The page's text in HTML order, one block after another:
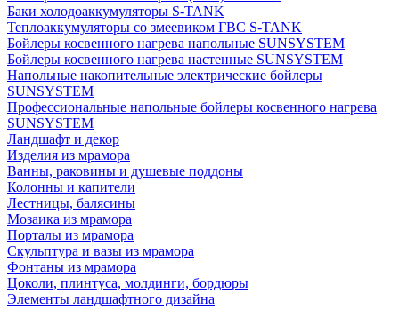
Баки холодоаккумуляторы S-TANK
Теплоаккумуляторы со змеевиком ГВС S-TANK
Бойлеры косвенного нагрева напольные SUNSYSTEM
Бойлеры косвенного нагрева настенные SUNSYSTEM
Напольные накопительные электрические бойлеры
SUNSYSTEM
Профессиональные напольные бойлеры косвенного нагрева
SUNSYSTEM
Ландшафт и декор
Изделия из мрамора
Ванны, раковины и душевые поддоны
Колонны и капители
Лестницы, балясины
Мозаика из мрамора
Порталы из мрамора
Скульптура и вазы из мрамора
Фонтаны из мрамора
Цоколи, плинтуса, молдинги, бордюры
Элементы ландшафтного дизайна